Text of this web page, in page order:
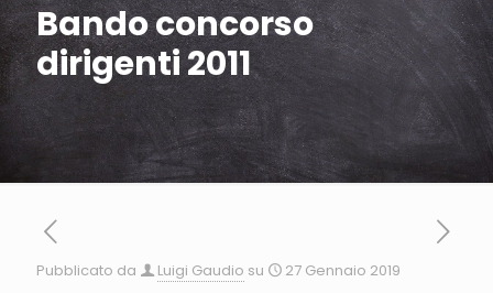
Bando concorso
dirigenti 2011
Pubblicato da Luigi Gaudio su 27 Gennaio 2019